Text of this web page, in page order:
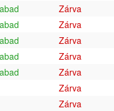
Zárva
Zárva
Zárva
Zárva
Zárva
Zárva
Zárva